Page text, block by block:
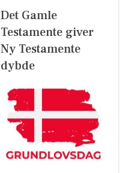
Det Gamle
Testamente giver
Ny Testamente
dybde